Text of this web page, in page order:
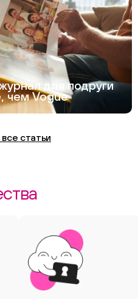
для подруги
чем Vogue
статьи